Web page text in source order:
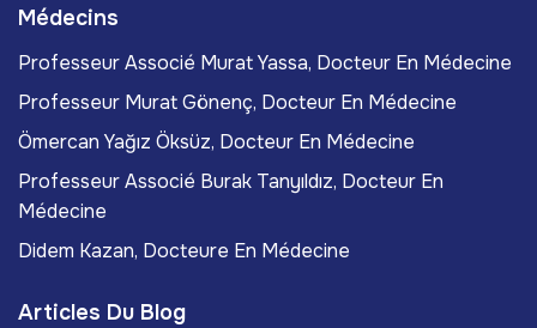
Médecins
Professeur Associé Murat Yassa, Docteur En Médecine
Professeur Murat Gönenç, Docteur En Médecine
Ömercan Yağız Öksüz, Docteur En Médecine
Professeur Associé Burak Tanyıldız, Docteur En
Médecine
Didem Kazan, Docteure En Médecine
Articles Du Blog